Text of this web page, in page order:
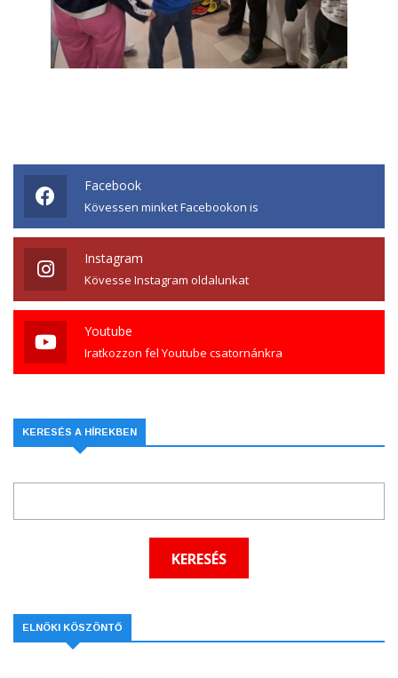
Facebook
Kövessen minket Facebookon is
Instagram
Kövesse Instagram oldalunkat
Youtube
Iratkozzon fel Youtube csatornánkra
KERESÉS A HÍREKBEN
ELNÖKI KÖSZÖNTŐ